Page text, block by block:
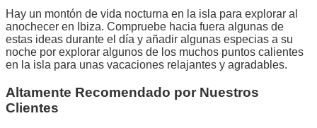
Hay un montón de vida nocturna en la isla para explorar al
anochecer en Ibiza. Compruebe hacia fuera algunas de
estas ideas durante el día y añadir algunas especias a su
noche por explorar algunos de los muchos puntos calientes
en la isla para unas vacaciones relajantes y agradables.
Altamente Recomendado por Nuestros
Clientes